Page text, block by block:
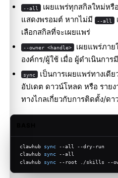
--all
เผยแพร่ทุกสกิลใหม่ห
แสดงพรอมต์ หากไม่มี
--all
เลือกสกิลที่จะเผยแพร่
--owner <handle>
เผยแพร่ภา
องค์กร/ผู้ใช้ เมื่อ ผู้ดำเนินการ
sync
เป็นการเผยแพร่ทางเดี
อัปเดต ดาวน์โหลด หรือ ราย
ทางไกลเกี่ยวกับการติดตั้ง/ดา
clawhub sync --all --dry-run
clawhub sync --all
clawhub sync --root ./skills --